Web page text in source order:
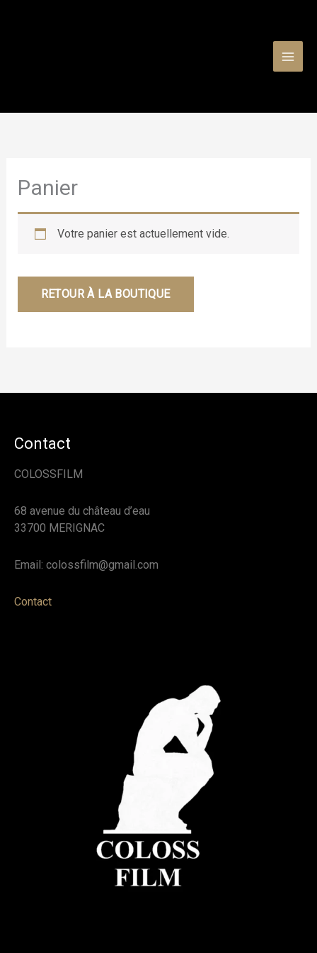
Panier
Votre panier est actuellement vide.
RETOUR À LA BOUTIQUE
Contact
COLOSSFILM
68 avenue du château d’eau
33700 MERIGNAC
Email: colossfilm@gmail.com
Contact